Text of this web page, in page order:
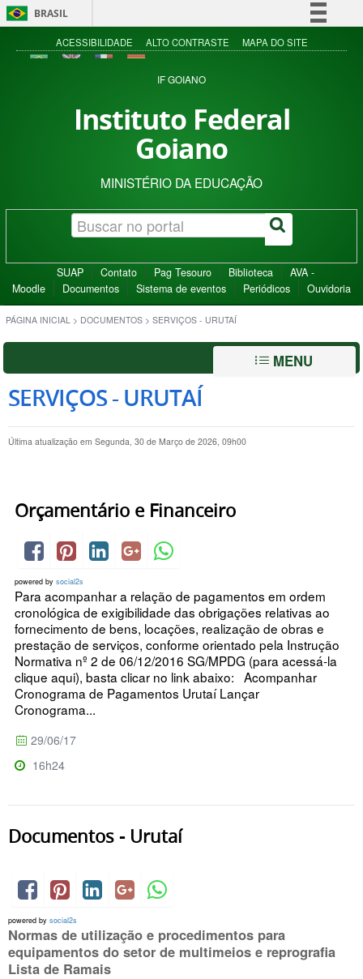
BRASIL
Simplifique!
Acesso à informação
ACESSIBILIDADE ALTO CONTRASTE MAPA DO SITE
IF GOIANO
Instituto Federal
Goiano
MINISTÉRIO DA EDUCAÇÃO
SUAP Contato Pag Tesouro Biblioteca
AVA -
Moodle
Documentos Sistema de eventos Periódicos Ouvidoria
PÁGINA INICIAL > DOCUMENTOS > SERVIÇOS - URUTAÍ
MENU
SERVIÇOS - URUTAÍ
Última atualização em Segunda, 30 de Março de 2026, 09h00
Orçamentário e Financeiro
powered by social2s
Para acompanhar a relação de pagamentos em ordem
cronológica de exigibilidade das obrigações relativas ao
fornecimento de bens, locações, realização de obras e
prestação de serviços, conforme orientado pela Instrução
Normativa nº 2 de 06/12/2016 SG/MPDG (para acessá-la
clique aqui), basta clicar no link abaixo: Acompanhar
Cronograma de Pagamentos Urutaí Lançar
Cronograma...
29/06/17
16h24
Documentos - Urutaí
powered by social2s
Normas de utilização e procedimentos para
equipamentos do setor de multimeios e reprografia
Lista de Ramais